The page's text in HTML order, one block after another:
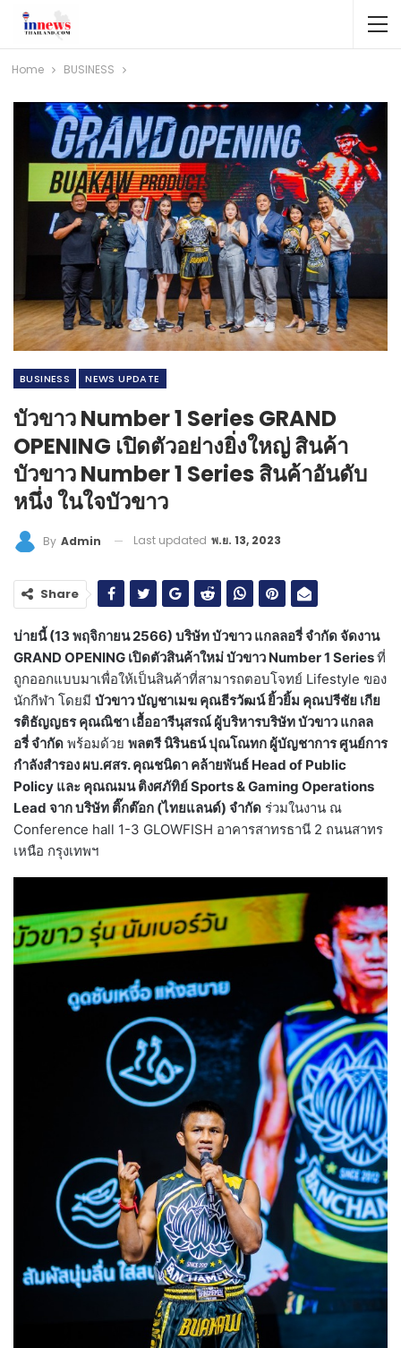
Home BUSINESS​
BUSINESS​ NEWS​ UPDATE
บัวขาว Number 1 Series GRAND
OPENING เปิดตัวอย่างยิ่งใหญ่ สินค้า
บัวขาว Number 1 Series สินค้าอันดับ
หนึ่ง ในใจบัวขาว
By Admin Last updated พ.ย. 13, 2023
Share
บ่ายนี้ (13 พฤจิกายน 2566) บริษัท บัวขาว แกลลอรี่ จำกัด จัดงาน
GRAND OPENING เปิดตัวสินค้าใหม่ บัวขาว Number 1 Seriesที่
ถูกออกแบบมาเพื่อให้เป็นสินค้าที่สามารถตอบโจทย์ Lifestyle ของ
นักกีฬา โดยมี บัวขาว บัญชาเมฆ คุณธีรวัฒน์ ยิ้วยิ้ม คุณปรีชัย เกีย
รติธัญญธร คุณณิชา เอื้ออารีนุสรณ์ ผู้บริหารบริษัท บัวขาว แกลล
อรี่ จำกัด พร้อมด้วย พลตรี นิรินธน์ ปุณโณทก ผู้บัญชาการ ศูนย์การ
กำลังสำรอง ผบ.ศสร. คุณชนิดา คล้ายพันธ์ Head of Public
Policy และ คุณณมน ติงศภัทิย์ Sports & Gaming Operations
Lead จาก บริษัท ติ๊กต๊อก (ไทยแลนด์) จำกัด ร่วมในงาน ณ
Conference hall 1-3 GLOWFISH อาคารสาทรธานี 2 ถนนสาทร
เหนือ กรุงเทพฯ